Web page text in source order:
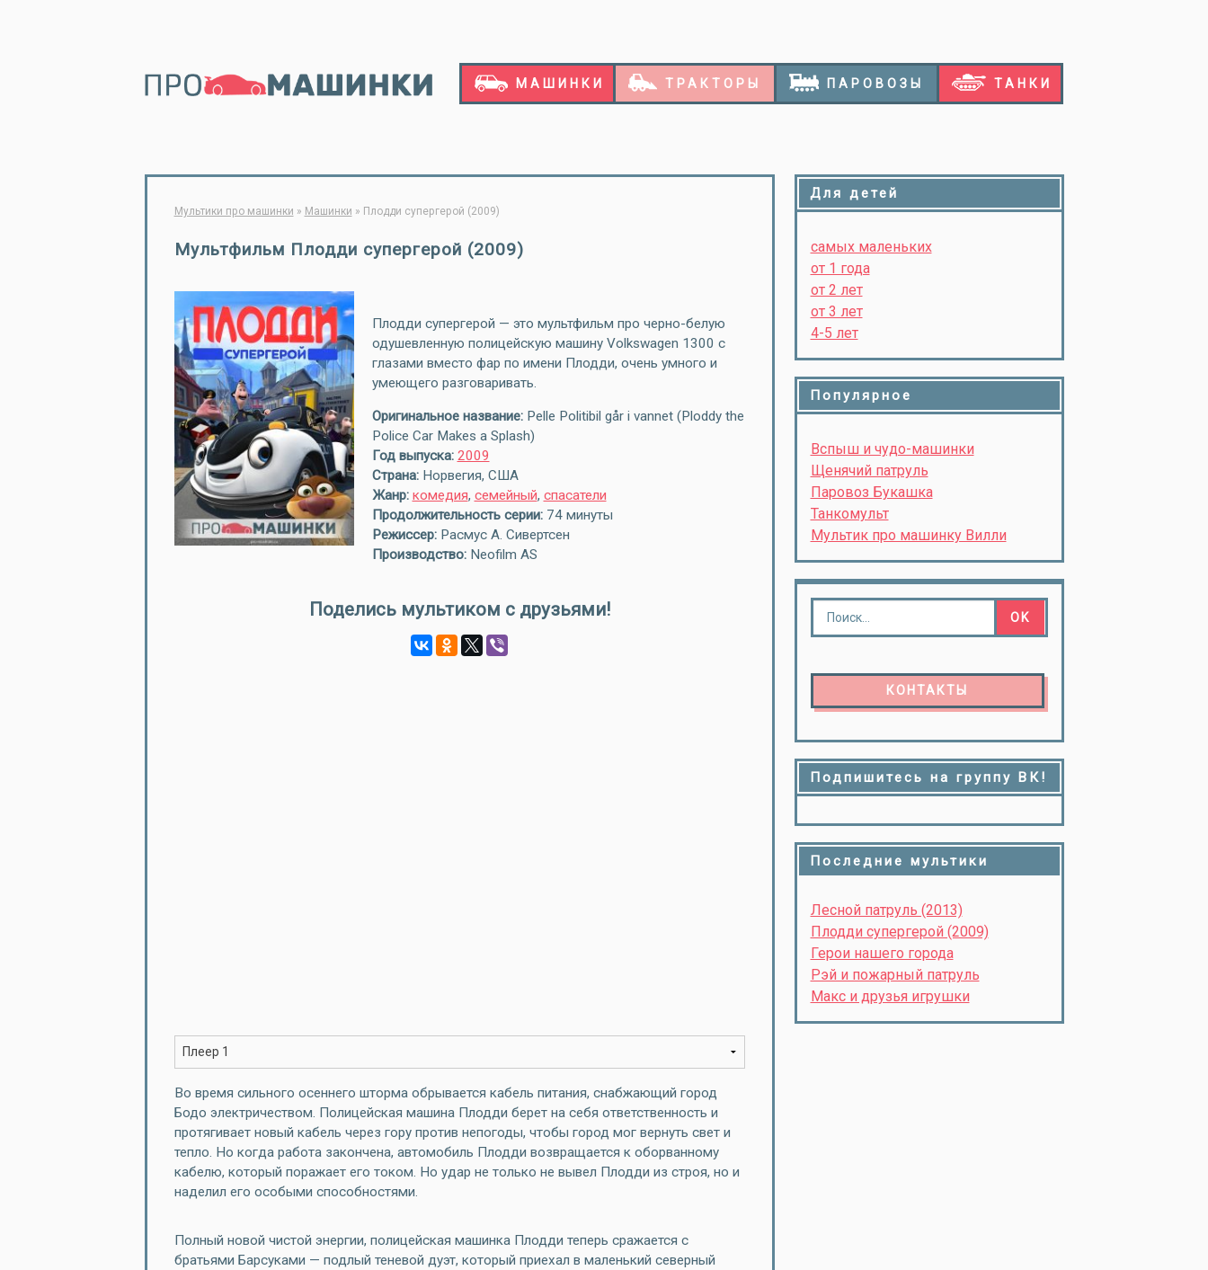
МАШИНКИ ТРАКТОРЫ ПАРОВОЗЫ ТАНКИ
Мультики про машинки » Машинки » Плодди супергерой (2009)
Мультфильм Плодди супергерой (2009)
Плодди супергерой — это мультфильм про черно-белую
одушевленную полицейскую машину Volkswagen 1300 с
глазами вместо фар по имени Плодди, очень умного и
умеющего разговаривать.
Оригинальное название:Pelle Politibil går i vannet (Ploddy the
Police Car Makes a Splash)
Год выпуска: 2009
Страна:Норвегия, США
Жанр: комедия, семейный, спасатели
Продолжительность серии:74 минуты
Режиссер:Расмус А. Сивертсен
Производство:Neofilm AS
Поделись мультиком с друзьями!
Во время сильного осеннего шторма обрывается кабель питания, снабжающий город
Бодо электричеством. Полицейская машина Плодди берет на себя ответственность и
протягивает новый кабель через гору против непогоды, чтобы город мог вернуть свет и
тепло. Но когда работа закончена, автомобиль Плодди возвращается к оборванному
кабелю, который поражает его током. Но удар не только не вывел Плодди из строя, но и
наделил его особыми способностями.
Полный новой чистой энергии, полицейская машинка Плодди теперь сражается с
братьями Барсуками — подлый теневой дуэт, который приехал в маленький северный
Для детей
самых маленьких
от 1 года
от 2 лет
от 3 лет
4-5 лет
Популярное
Вспыш и чудо-машинки
Щенячий патруль
Паровоз Букашка
Танкомульт
Мультик про машинку Вилли
КОНТАКТЫ
Подпишитесь на группу ВК!
Последние мультики
Лесной патруль (2013)
Плодди супергерой (2009)
Герои нашего города
Рэй и пожарный патруль
Макс и друзья игрушки